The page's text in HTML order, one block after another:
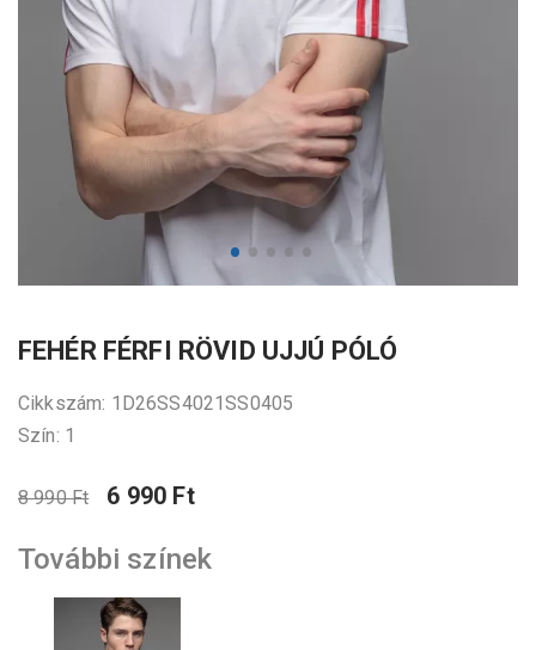
FEHÉR FÉRFI RÖVID UJJÚ PÓLÓ
Cikkszám: 1D26SS4021SS0405
Szín: 1
8 990 Ft 6 990 Ft
További színek